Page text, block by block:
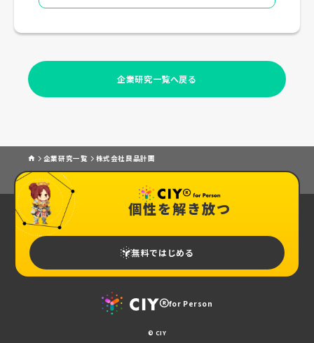
企業研究一覧へ戻る
企業研究一覧 株式会社良品計画
個性を解き放つ
無料ではじめる
for Person
© CIY